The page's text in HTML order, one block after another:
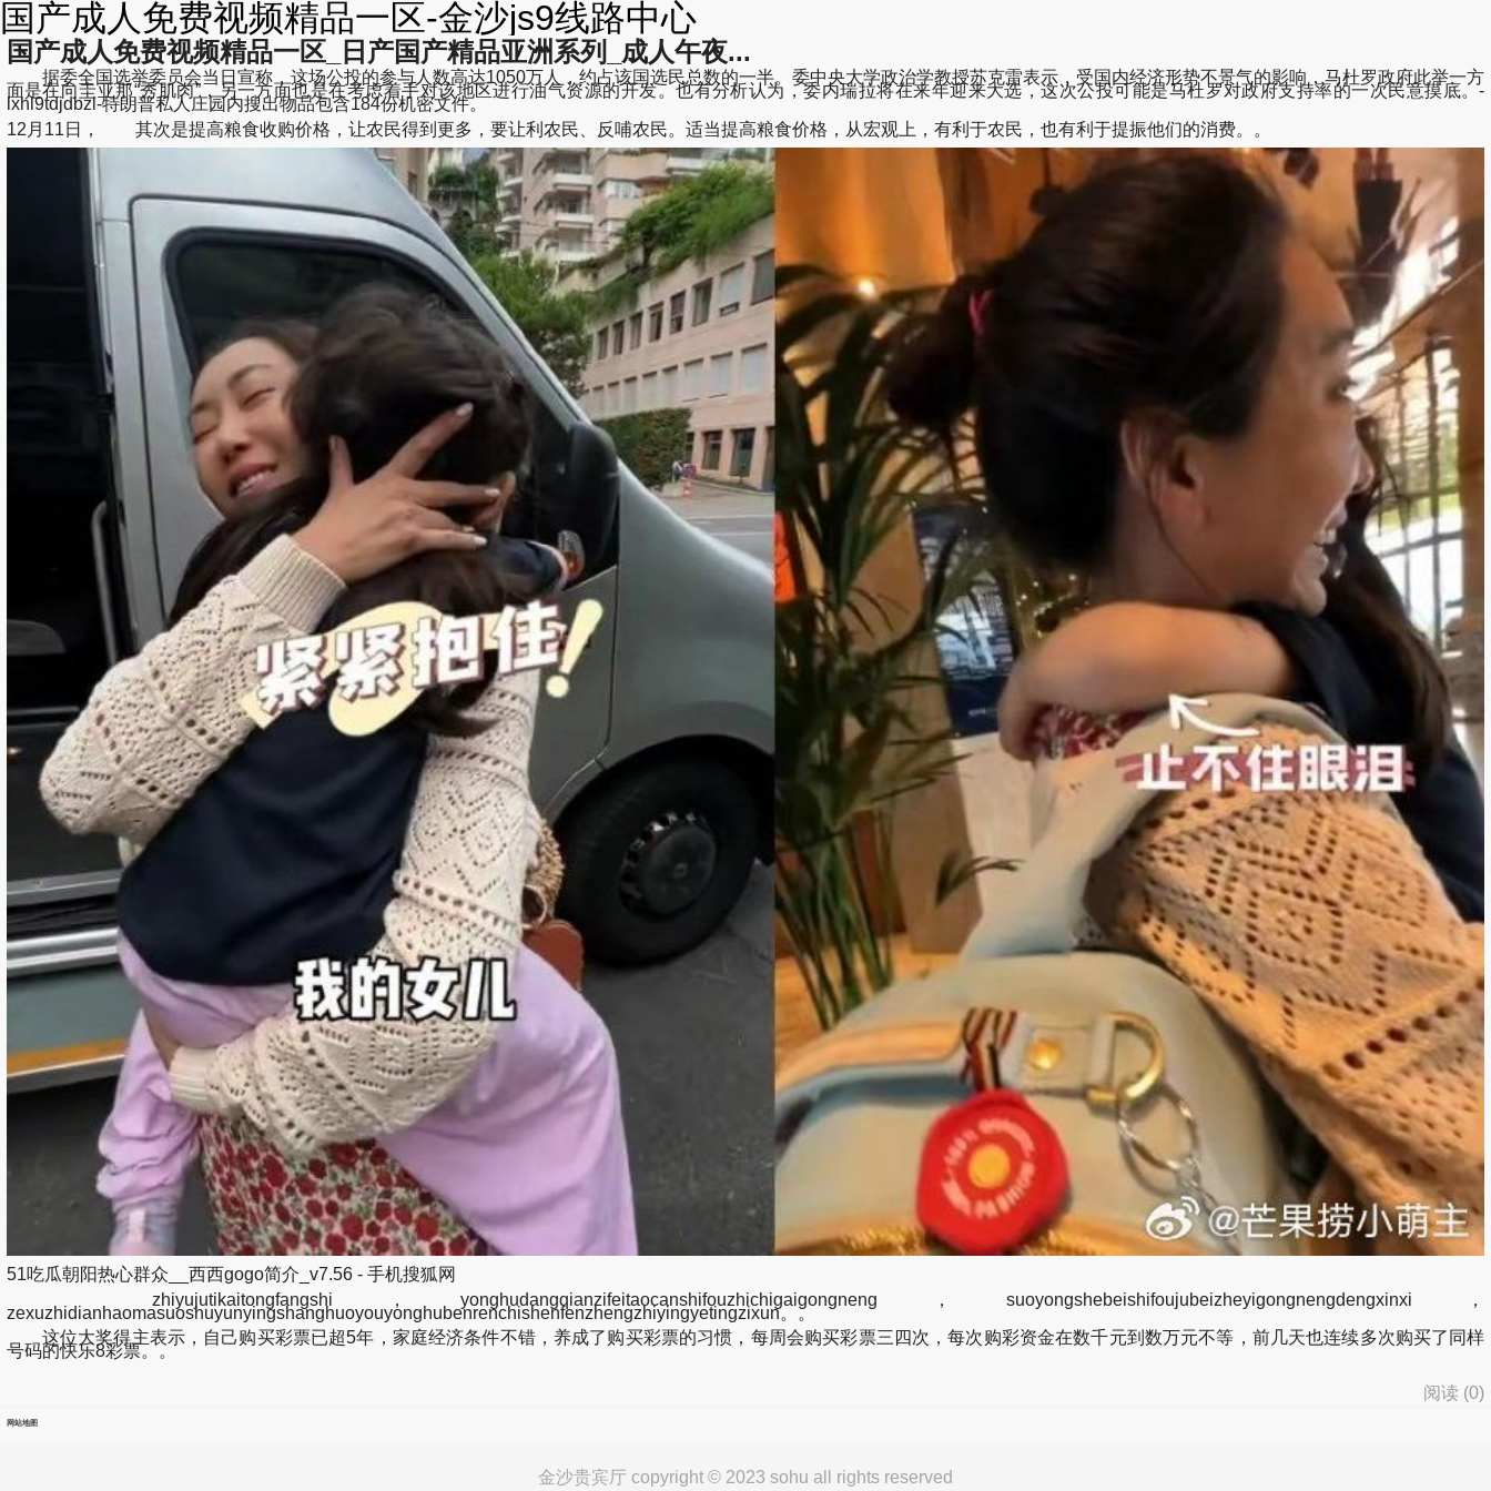
国产成人免费视频精品一区-金沙js9线路中心
国产成人免费视频精品一区_日产国产精品亚洲系列_成人午夜...
据委全国选举委员会当日宣称，这场公投的参与人数高达1050万人，约占该国选民总数的一半。委中央大学政治学教授苏克雷表示，受国内经济形势不景气的影响，马杜罗政府此举一方
面是在向圭亚那“秀肌肉”，另一方面也是在考虑着手对该地区进行油气资源的开发。也有分析认为，委内瑞拉将在来年迎来大选，这次公投可能是马杜罗对政府支持率的一次民意摸底。-
lxhl9tdjdbzl-特朗普私人庄园内搜出物品包含184份机密文件。
12月11日， 其次是提高粮食收购价格，让农民得到更多，要让利农民、反哺农民。适当提高粮食价格，从宏观上，有利于农民，也有利于提振他们的消费。。
51吃瓜朝阳热心群众__西西gogo简介_v7.56 - 手机搜狐网
zhiyujutikaitongfangshi，yonghudangqianzifeitaocanshifouzhichigaigongneng，suoyongshebeishifoujubeizheyigongnengdengxinxi，
zexuzhidianhaomasuoshuyunyingshanghuoyouyonghubenrenchishenfenzhengzhiyingyetingzixun。。
这位大奖得主表示，自己购买彩票已超5年，家庭经济条件不错，养成了购买彩票的习惯，每周会购买彩票三四次，每次购彩资金在数千元到数万元不等，前几天也连续多次购买了同样
号码的快乐8彩票。。
阅读 (0)
网站地图
金沙贵宾厅 copyright © 2023 sohu all rights reserved